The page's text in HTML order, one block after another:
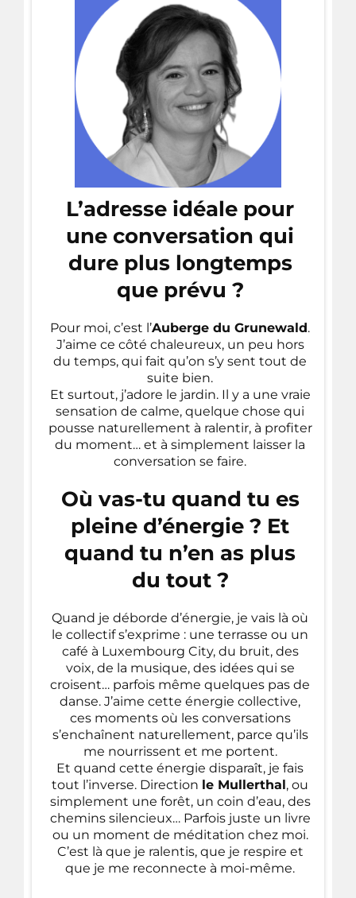
L’adresse idéale pour
une conversation qui
dure plus longtemps
que prévu ?
Pour moi, c’est l’Auberge du Grunewald.
J’aime ce côté chaleureux, un peu hors
du temps, qui fait qu’on s’y sent tout de
suite bien.
Et surtout, j’adore le jardin. Il y a une vraie
sensation de calme, quelque chose qui
pousse naturellement à ralentir, à profiter
du moment… et à simplement laisser la
conversation se faire.
Où vas-tu quand tu es
pleine d’énergie ? Et
quand tu n’en as plus
du tout ?
Quand je déborde d’énergie, je vais là où
le collectif s’exprime : une terrasse ou un
café à Luxembourg City, du bruit, des
voix, de la musique, des idées qui se
croisent… parfois même quelques pas de
danse. J’aime cette énergie collective,
ces moments où les conversations
s’enchaînent naturellement, parce qu’ils
me nourrissent et me portent.
Et quand cette énergie disparaît, je fais
tout l’inverse. Direction le Mullerthal, ou
simplement une forêt, un coin d’eau, des
chemins silencieux… Parfois juste un livre
ou un moment de méditation chez moi.
C’est là que je ralentis, que je respire et
que je me reconnecte à moi-même.